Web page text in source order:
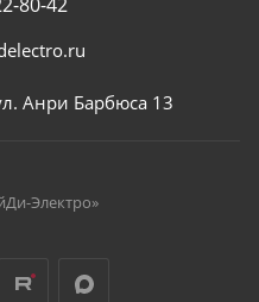
80-42
Анри Барбюса 13
Электро»